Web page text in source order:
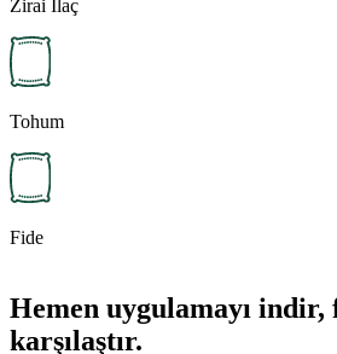
Zirai İlaç
Tohum
Fide
Hemen uygulamayı
karşılaştır.